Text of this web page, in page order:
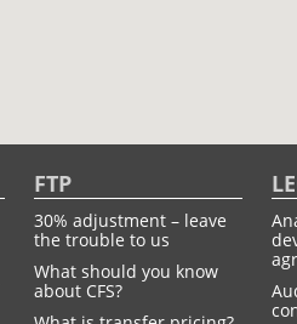
FTP
30% adjustment – leave
the trouble to us
What should you know
about CFS?